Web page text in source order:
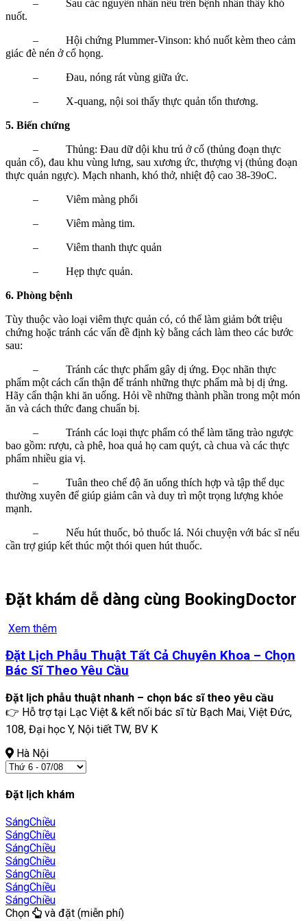
– Sau các nguyên nhân nêu trên bệnh nhân thấy khó
nuốt.
– Hội chứng Plummer-Vinson: khó nuốt kèm theo cảm
giác đè nén ở cổ họng.
– Đau, nóng rát vùng giữa ức.
– X-quang, nội soi thấy thực quản tổn thương.
5. Biến chứng
– Thủng: Đau dữ dội khu trú ở cổ (thủng đoạn thực
quản cổ), đau khu vùng lưng, sau xương ức, thượng vị (thủng đoạn
thực quản ngực). Mạch nhanh, khó thở, nhiệt độ cao 38-39oC.
– Viêm màng phổi
– Viêm màng tim.
– Viêm thanh thực quản
– Hẹp thực quản.
6. Phòng bệnh
Tùy thuộc vào loại viêm thực quản có, có thể làm giảm bớt triệu
chứng hoặc tránh các vấn đề định kỳ bằng cách làm theo các bước
sau:
– Tránh các thực phẩm gây dị ứng. Đọc nhãn thực
phẩm một cách cẩn thận để tránh những thực phẩm mà bị dị ứng.
Hãy cẩn thận khi ăn uống. Hỏi về những thành phần trong một món
ăn và cách thức đang chuẩn bị.
– Tránh các loại thực phẩm có thể làm tăng trào ngược
bao gồm: rượu, cà phê, hoa quả họ cam quýt, cà chua và các thực
phẩm nhiều gia vị.
– Tuân theo chế độ ăn uống thích hợp và tập thể dục
thường xuyên để giúp giảm cân và duy trì một trọng lượng khỏe
mạnh.
– Nếu hút thuốc, bỏ thuốc lá. Nói chuyện với bác sĩ nếu
cần trợ giúp kết thúc một thói quen hút thuốc.
Đặt khám dễ dàng cùng BookingDoctor
Xem thêm
Đặt Lịch Phẫu Thuật Tất Cả Chuyên Khoa – Chọn
Bác Sĩ Theo Yêu Cầu
Đặt lịch phẫu thuật nhanh – chọn bác sĩ theo yêu cầu
👉 Hỗ trợ tại Lạc Việt & kết nối bác sĩ từ Bạch Mai, Việt Đức,
108, Đại học Y, Nội tiết TW, BV K
Hà Nội
Đặt lịch khám
SángChiều
SángChiều
SángChiều
SángChiều
SángChiều
SángChiều
SángChiều
Chọn
và đặt (miễn phí)